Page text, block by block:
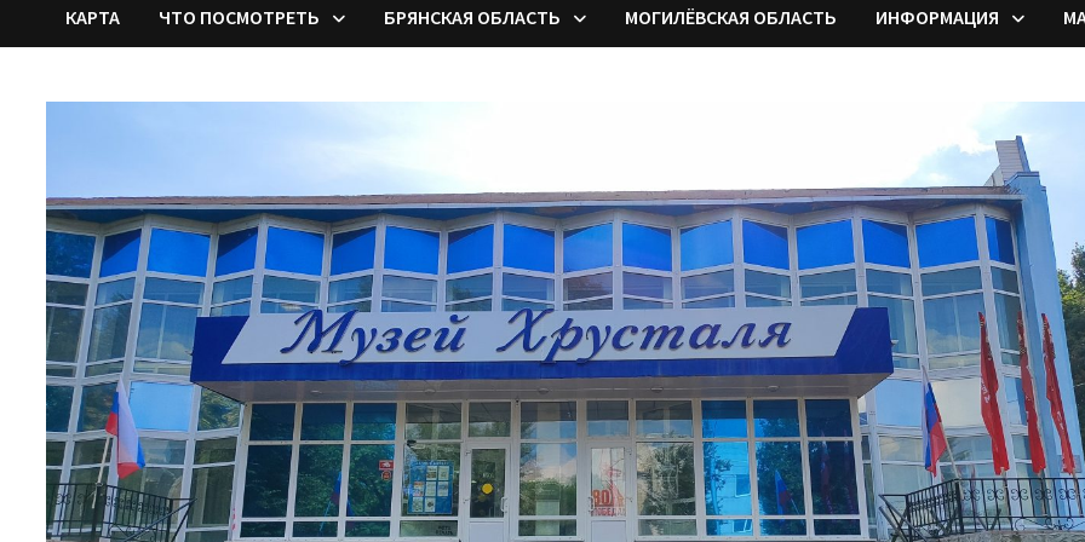
КАРТА ЧТО ПОСМОТРЕТЬ БРЯНСКАЯ ОБЛАСТЬ МОГИЛЁВСКАЯ ОБЛАСТЬ ИНФОРМАЦИЯ